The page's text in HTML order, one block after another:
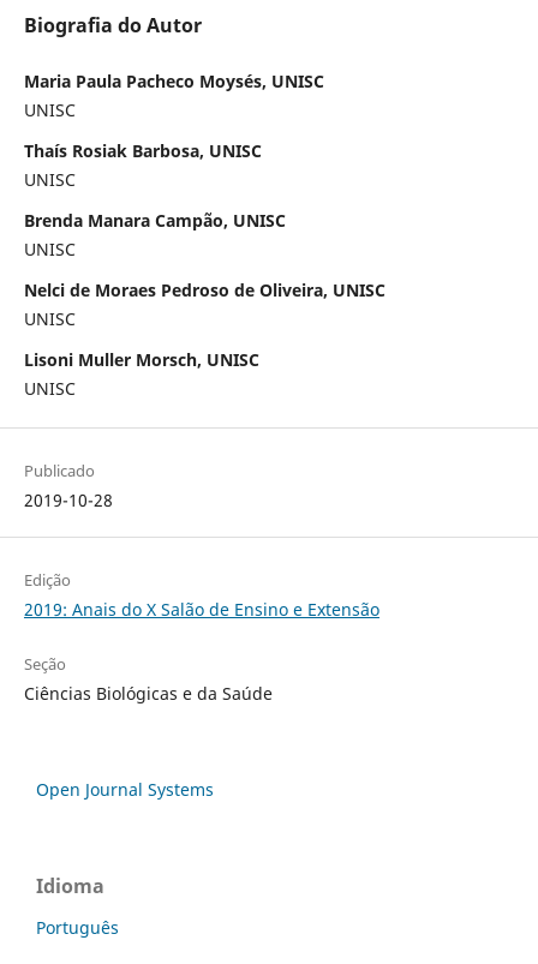
Biografia do Autor
Maria Paula Pacheco Moysés, UNISC
UNISC
Thaís Rosiak Barbosa, UNISC
UNISC
Brenda Manara Campão, UNISC
UNISC
Nelci de Moraes Pedroso de Oliveira, UNISC
UNISC
Lisoni Muller Morsch, UNISC
UNISC
Publicado
2019-10-28
Edição
2019: Anais do X Salão de Ensino e Extensão
Seção
Ciências Biológicas e da Saúde
Open Journal Systems
Idioma
Português